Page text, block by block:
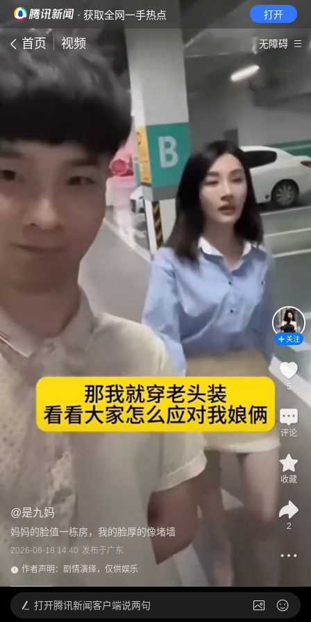
· 获取全网一手热点 打开
首页 视频 无障碍
@是九妈
妈妈的脸值一栋房，我的脸厚的像堵墙
2026-06-18 14:40 发布于广东
作者声明：剧情演绎，仅供娱乐
关注
5
评论
收藏
2
打开腾讯新闻客户端说两句